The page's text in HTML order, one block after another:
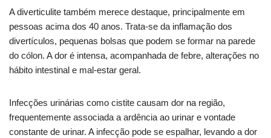
A diverticulite também merece destaque, principalmente em
pessoas acima dos 40 anos. Trata-se da inflamação dos
divertículos, pequenas bolsas que podem se formar na parede
do cólon. A dor é intensa, acompanhada de febre, alterações no
hábito intestinal e mal-estar geral.
Infecções urinárias como cistite causam dor na região,
frequentemente associada a ardência ao urinar e vontade
constante de urinar. A infecção pode se espalhar, levando a dor